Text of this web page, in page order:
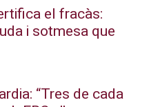
el fracàs:
i sotmesa que
“Tres de cada